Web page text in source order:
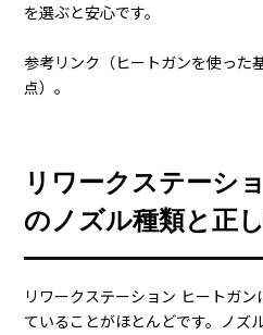
を選ぶと安心です。
参考リンク（ヒートガンを使った
点）。
リワークステーシ
のノズル種類と正
リワークステーション ヒートガ
ていることがほとんどです。ノズ